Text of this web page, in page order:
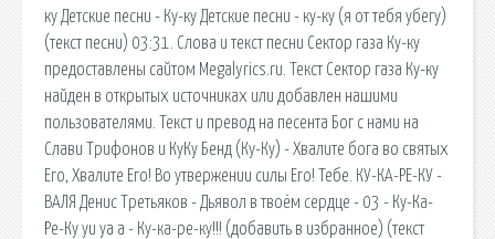
ку Детские песни - Ку-ку Детские песни - ку-ку (я от тебя убегу)
(текст песни) 03:31. Слова и текст песни Сектор газа Ку-ку
предоставлены сайтом Megalyrics.ru. Текст Сектор газа Ку-ку
найден в открытых источниках или добавлен нашими
пользователями. Текст и превод на песента Бог с нами на
Слави Трифонов и КуКу Бенд (Ку-Ку) - Хвалите бога во святых
Его, Хвалите Его! Во утвержении силы Его! Тебе. КУ-КА-РЕ-КУ -
ВАЛЯ Денис Третьяков - Дьявол в твоём сердце - 03 - Ку-Ка-
Ре-Ку уи уа а - Ку-ка-ре-ку!!! (добавить в избранное) (текст